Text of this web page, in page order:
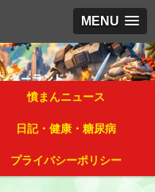
MENU
憤まんニュース
日記・健康・糖尿病
プライバシーポリシー